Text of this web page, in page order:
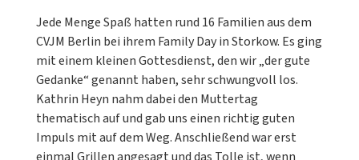
Jede Menge Spaß hatten rund 16 Familien aus dem
CVJM Berlin bei ihrem Family Day in Storkow. Es ging
mit einem kleinen Gottesdienst, den wir „der gute
Gedanke“ genannt haben, sehr schwungvoll los.
Kathrin Heyn nahm dabei den Muttertag
thematisch auf und gab uns einen richtig guten
Impuls mit auf dem Weg. Anschließend war erst